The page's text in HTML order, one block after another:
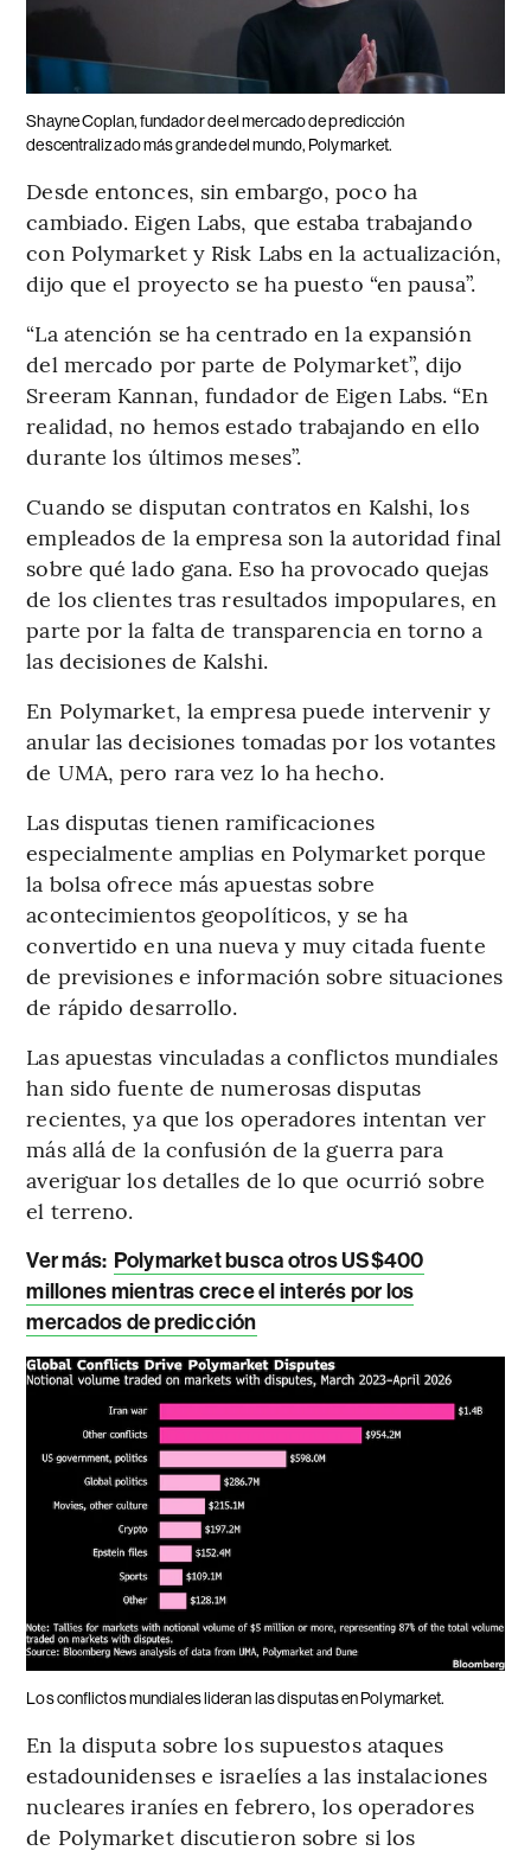
Shayne Coplan, fundador de el mercado de predicción
descentralizado más grande del mundo, Polymarket.
Desde entonces, sin embargo, poco ha
cambiado. Eigen Labs, que estaba trabajando
con Polymarket y Risk Labs en la actualización,
dijo que el proyecto se ha puesto “en pausa”.
“La atención se ha centrado en la expansión
del mercado por parte de Polymarket”, dijo
Sreeram Kannan, fundador de Eigen Labs. “En
realidad, no hemos estado trabajando en ello
durante los últimos meses”.
Cuando se disputan contratos en Kalshi, los
empleados de la empresa son la autoridad final
sobre qué lado gana. Eso ha provocado quejas
de los clientes tras resultados impopulares, en
parte por la falta de transparencia en torno a
las decisiones de Kalshi.
En Polymarket, la empresa puede intervenir y
anular las decisiones tomadas por los votantes
de UMA, pero rara vez lo ha hecho.
Las disputas tienen ramificaciones
especialmente amplias en Polymarket porque
la bolsa ofrece más apuestas sobre
acontecimientos geopolíticos, y se ha
convertido en una nueva y muy citada fuente
de previsiones e información sobre situaciones
de rápido desarrollo.
Las apuestas vinculadas a conflictos mundiales
han sido fuente de numerosas disputas
recientes, ya que los operadores intentan ver
más allá de la confusión de la guerra para
averiguar los detalles de lo que ocurrió sobre
el terreno.
Ver más: Polymarket busca otros US$400
millones mientras crece el interés por los
mercados de predicción
Los conflictos mundiales lideran las disputas en Polymarket.
En la disputa sobre los supuestos ataques
estadounidenses e israelíes a las instalaciones
nucleares iraníes en febrero, los operadores
de Polymarket discutieron sobre si los